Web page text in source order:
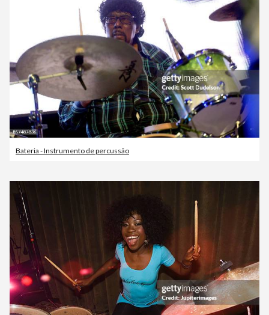
Bateria - Instrumento de percussão